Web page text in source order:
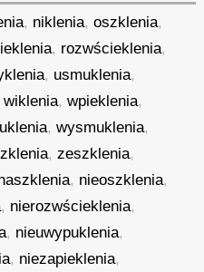
, niklenia,oszklenia,
, rozwścieklenia,
, usmuklenia,
wiklenia,wpieklenia,
,wysmuklenia,
,zeszklenia,
, nieoszklenia,
, nierozwścieklenia,
, nieuwypuklenia,
, niezapieklenia,